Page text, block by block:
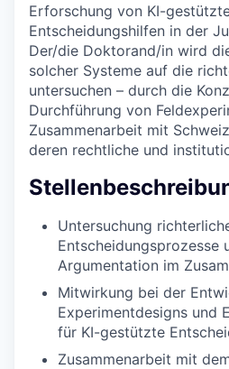
Erforschung von KI-
Entscheidungshilfen in der
Der/die Doktorand/in wird
solcher Systeme auf die
untersuchen – durch die
Durchführung von
Zusammenarbeit mit
deren rechtliche und
Untersuchung
Entscheidungsprozesse
Argumentation im
Mitwirkung bei der
Experimentdesigns und
für KI-gestützte
Zusammenarbeit mit